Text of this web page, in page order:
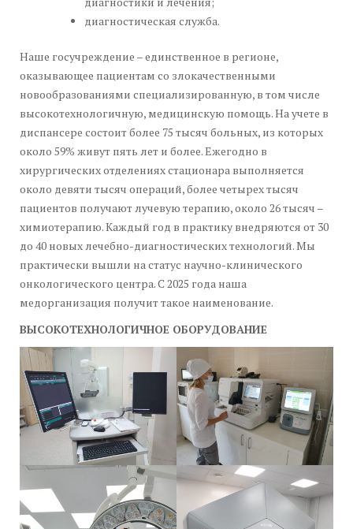
диагностическая служба.
Наше госучреждение – единственное в регионе,
оказывающее пациентам со злокачественными
новообразованиями специализированную, в том числе
высокотехнологичную, медицинскую помощь. На учете в
диспансере состоит более 75 тысяч больных, из которых
около 59% живут пять лет и более. Ежегодно в
хирургических отделениях стационара выполняется
около девяти тысяч операций, более четырех тысяч
пациентов получают лучевую терапию, около 26 тысяч –
химиотерапию. Каждый год в практику внедряются от 30
до 40 новых лечебно-диагностических технологий. Мы
практически вышли на статус научно-клинического
онкологического центра. С 2025 года наша
медорганизация получит такое наименование.
ВЫСОКОТЕХНОЛОГИЧНОЕ ОБОРУДОВАНИЕ